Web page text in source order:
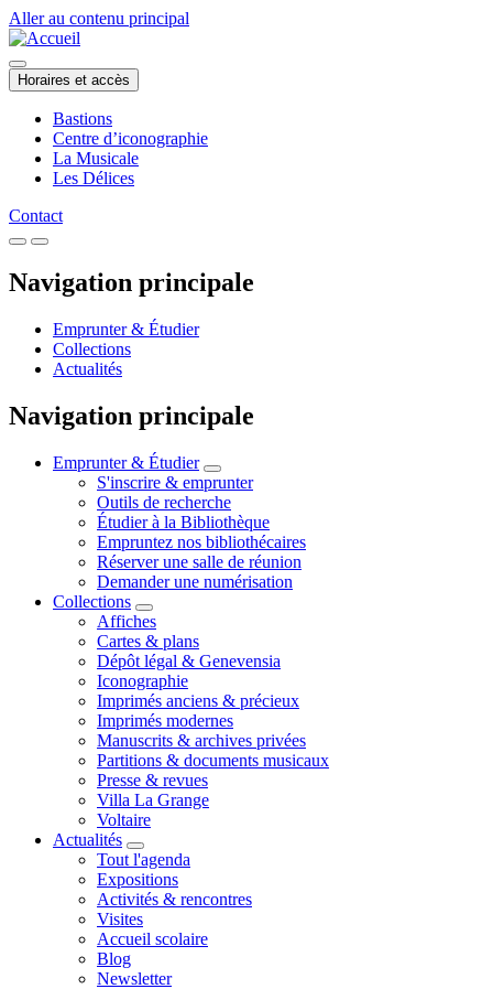
Aller au contenu principal
Horaires et accès
Bastions
Centre d’iconographie
La Musicale
Les Délices
Contact
Navigation principale
Emprunter & Étudier
Collections
Actualités
Navigation principale
Emprunter & Étudier
S'inscrire & emprunter
Outils de recherche
Étudier à la Bibliothèque
Empruntez nos bibliothécaires
Réserver une salle de réunion
Demander une numérisation
Collections
Affiches
Cartes & plans
Dépôt légal & Genevensia
Iconographie
Imprimés anciens & précieux
Imprimés modernes
Manuscrits & archives privées
Partitions & documents musicaux
Presse & revues
Villa La Grange
Voltaire
Actualités
Tout l'agenda
Expositions
Activités & rencontres
Visites
Accueil scolaire
Blog
Newsletter